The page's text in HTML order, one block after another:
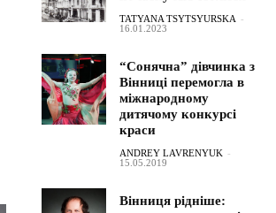
TATYANA TSYTSYURSKA -
16.01.2023
“Сонячна” дівчинка з
Вінниці перемогла в
міжнародному
дитячому конкурсі
краси
ANDREY LAVRENYUK -
15.05.2019
Вінниця рідніше: